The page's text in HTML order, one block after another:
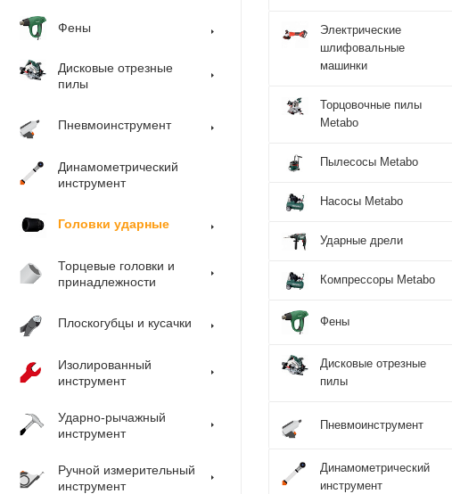
Фены
Дисковые отрезные
пилы
Пневмоинструмент
Динамометрический
инструмент
Головки ударные
Торцевые головки и
принадлежности
Плоскогубцы и кусачки
Изолированный
инструмент
Ударно-рычажный
инструмент
Ручной измерительный
инструмент
Электрические
шлифовальные
машинки
Торцовочные пилы
Metabo
Пылесосы Metabo
Насосы Metabo
Ударные дрели
Компрессоры Metabo
Фены
Дисковые отрезные
пилы
Пневмоинструмент
Динамометрический
инструмент